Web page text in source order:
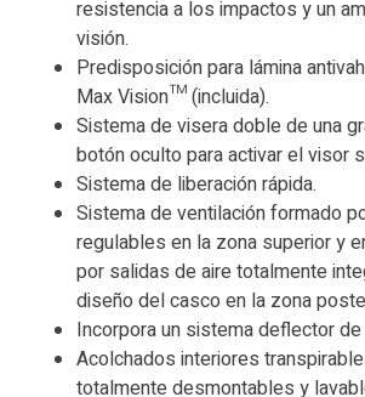
resistencia a los impactos y un
visión.
Predisposición para lámina
Max Vision™ (incluida).
Sistema de visera doble de una
botón oculto para activar el visor
Sistema de liberación rápida.
Sistema de ventilación formado
regulables en la zona superior y
por salidas de aire totalmente
diseño del casco en la zona
Incorpora un sistema deflector de
Acolchados interiores
totalmente desmontables y